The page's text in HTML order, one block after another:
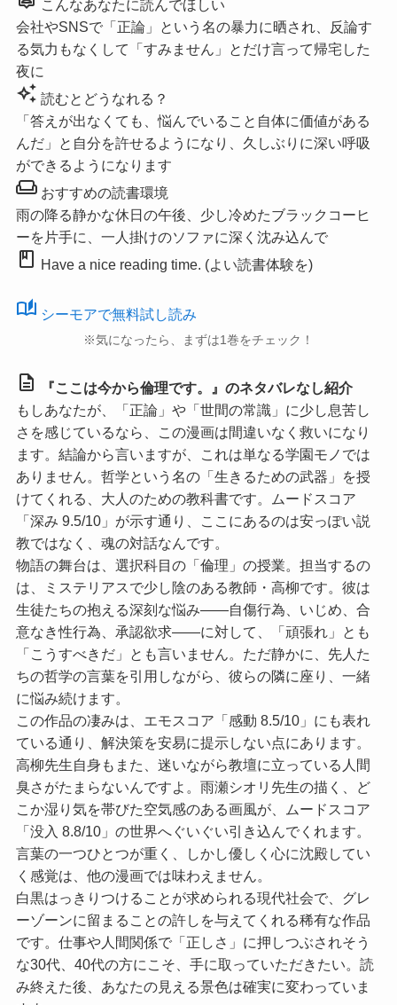
こんなあなたに読んでほしい
会社やSNSで「正論」という名の暴力に晒され、反論す
る気力もなくして「すみません」とだけ言って帰宅した
夜に
auto_awesome 読むとどうなれる？
「答えが出なくても、悩んでいること自体に価値がある
んだ」と自分を許せるようになり、久しぶりに深い呼吸
ができるようになります
weekendおすすめの読書環境
雨の降る静かな休日の午後、少し冷めたブラックコーヒ
ーを片手に、一人掛けのソファに深く沈み込んで
book Have a nice reading time. (よい読書体験を)
auto_stories シーモアで無料試し読み
※気になったら、まずは1巻をチェック！
description
『ここは今から倫理です。』のネタバレなし紹介
もしあなたが、「正論」や「世間の常識」に少し息苦し
さを感じているなら、この漫画は間違いなく救いになり
ます。結論から言いますが、これは単なる学園モノでは
ありません。哲学という名の「生きるための武器」を授
けてくれる、大人のための教科書です。ムードスコア
「深み 9.5/10」 が示す通り、ここにあるのは安っぽい説
教ではなく、魂の対話なんです。
物語の舞台は、選択科目の「倫理」の授業。担当するの
は、ミステリアスで少し陰のある教師・高柳です。彼は
生徒たちの抱える深刻な悩み――自傷行為、いじめ、合
意なき性行為、承認欲求――に対して、「頑張れ」とも
「こうすべきだ」とも言いません。ただ静かに、先人た
ちの哲学の言葉を引用しながら、彼らの隣に座り、一緒
に悩み続けます。
この作品の凄みは、
エモスコア「感動 8.5/10」 にも表れ
ている通り、解決策を安易に提示しない点にあります。
高柳先生自身もまた、迷いながら教壇に立っている人間
臭さがたまらないんですよ。雨瀬シオリ先生の描く、ど
こか湿り気を帯びた空気感のある画風が、ムードスコア
「没入 8.8/10」 の世界へぐいぐい引き込んでくれます。
言葉の一つひとつが重く、しかし優しく心に沈殿してい
く感覚は、他の漫画では味わえません。
白黒はっきりつけることが求められる現代社会で、グレ
ーゾーンに留まることの許しを与えてくれる稀有な作品
です。仕事や人間関係で「正しさ」に押しつぶされそう
な30代、40代の方にこそ、手に取っていただきたい。読
み終えた後、あなたの見える景色は確実に変わっていま